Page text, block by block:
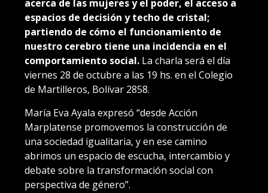
acerca de las mujeres y el poder, el acceso a
espacios de decisión y techo de cristal;
partiendo de cómo el funcionamiento de
nuestro cerebro tiene una incidencia en el
comportamiento social. La charla será el día
viernes 28 de octubre a las 19 hs. en el Colegio
de Martilleros, Bolívar 2858.
María Eva Ayala expresó “desde Acción
Marplatense promovemos la construcción de
una sociedad igualitaria, y en ese camino
abrimos un espacio de escucha, intercambio y
debate sobre la transformación social con
perspectiva de género”.